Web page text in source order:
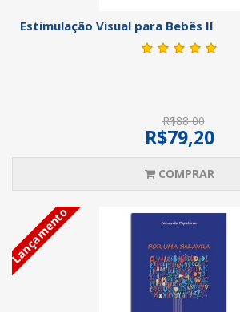
Estimulação Visual para Bebês II
R$88,00
R$79,20
COMPRAR
Lançamento